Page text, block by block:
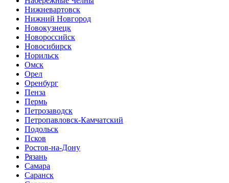
Нижневартовск
Нижний Новгород
Новокузнецк
Новороссийск
Новосибирск
Норильск
Омск
Орел
Оренбург
Пенза
Пермь
Петрозаводск
Петропавловск-Камчатский
Подольск
Псков
Ростов-на-Дону
Рязань
Самара
Саранск